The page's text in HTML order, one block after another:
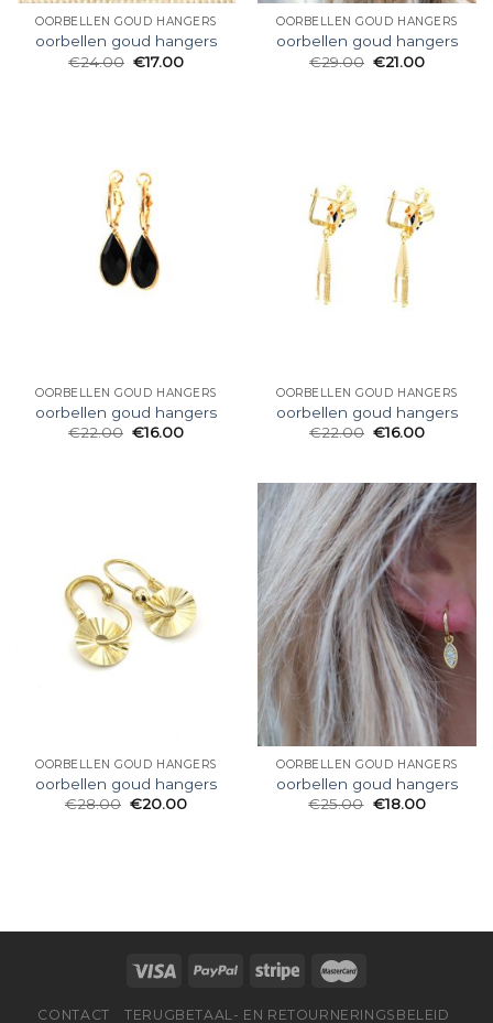
OORBELLEN GOUD HANGERS
oorbellen goud hangers
€24.00 €17.00
OORBELLEN GOUD HANGERS
oorbellen goud hangers
€29.00 €21.00
OORBELLEN GOUD HANGERS
oorbellen goud hangers
€22.00 €16.00
OORBELLEN GOUD HANGERS
oorbellen goud hangers
€22.00 €16.00
OORBELLEN GOUD HANGERS
oorbellen goud hangers
€28.00 €20.00
OORBELLEN GOUD HANGERS
oorbellen goud hangers
€25.00 €18.00
CONTACT
TERUGBETAAL- EN RETOURNERINGSBELEID